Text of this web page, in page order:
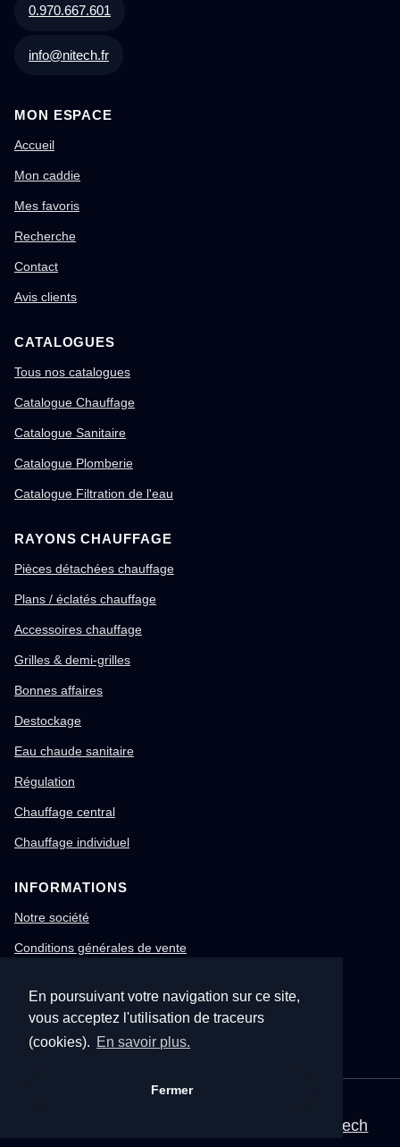
En poursuivant votre navigation sur ce site,
vous acceptez l'utilisation de traceurs
(cookies). En savoir plus.
Fermer
0.970.667.601
info@nitech.fr
MON ESPACE
Accueil
Mon caddie
Mes favoris
Recherche
Contact
Avis clients
CATALOGUES
Tous nos catalogues
Catalogue Chauffage
Catalogue Sanitaire
Catalogue Plomberie
Catalogue Filtration de l'eau
RAYONS CHAUFFAGE
Pièces détachées chauffage
Plans / éclatés chauffage
Accessoires chauffage
Grilles & demi-grilles
Bonnes affaires
Destockage
Eau chaude sanitaire
Régulation
Chauffage central
Chauffage individuel
INFORMATIONS
Notre société
Conditions générales de vente
Gestion des cookies
Confidentialité & RGPD
Site corporate Nitech